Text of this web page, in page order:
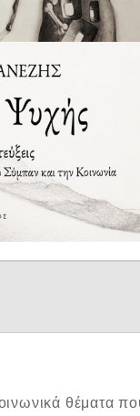
θέματα